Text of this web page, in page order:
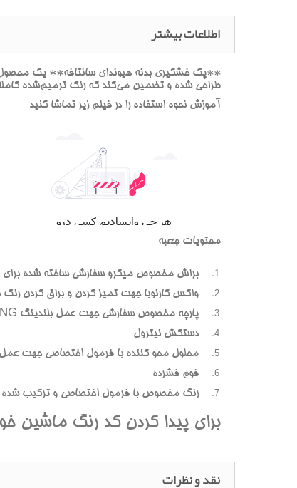
اطلاعات بیشتر
**پک خشگيري بدنه هيونداي سانتافه** يک محصول
طراحي شده و تضمين مي‌کند که رنگ ترميم‌شده
آموزش نحوه استفاده را در فيلم زير تماشا کنيد
محتويات جعبه
براش مخصوص ميکرو سفارشي ساخته شده
واکس کارنوبا جهت تميز کردن و براق کردن رنگ
پارچه مخصوص سفارشي جهت عمل بلندينگ BLENDING (محوسازي رنگهاي اضافه و بيرون زده)
دستکش نيترول
محلول محو کننده با فرمول اختصاصي جهت عمل
فوم فشرده
رنگ مخصوص با فرمول اختصاصي و ترکيب شده
براي پيدا کردن کد رنگ ماشين
نقد و نظرات